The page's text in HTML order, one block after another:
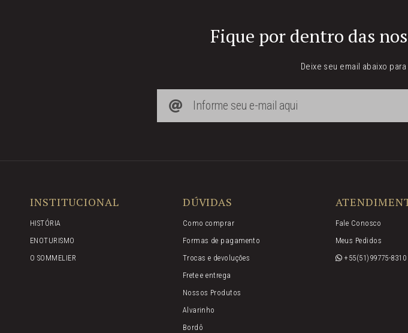
Fique por dentro das
Deixe seu email abaixo
INSTITUCIONAL
HISTÓRIA
ENOTURISMO
O SOMMELIER
DÚVIDAS
Como comprar
Formas de pagamento
Trocas e devoluções
Frete e entrega
Nossos Produtos
Alvarinho
Bordô
Fale Conosco
Meus Pedidos
+55(51)99775-8310